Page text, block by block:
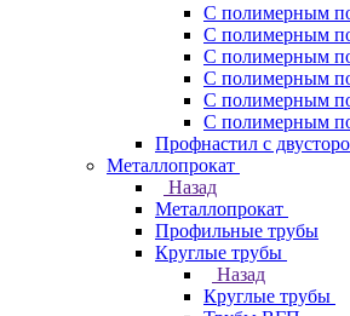
С полимерным
С полимерным
С полимерным
С полимерным
С полимерным
С полимерным
Профнастил с
Металлопрокат
Назад
Металлопрокат
Профильные трубы
Круглые трубы
Назад
Круглые трубы